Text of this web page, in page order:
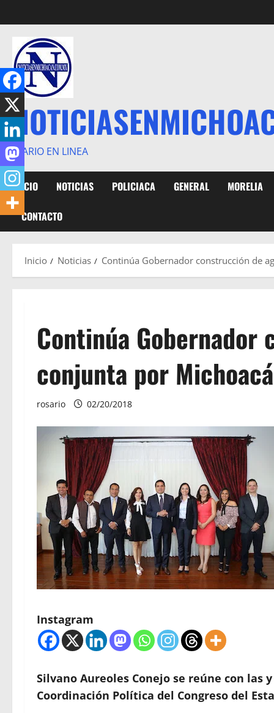
al
contenido
DIARIO EN LINEA
INICIO NOTICIAS POLICIACA GENERAL MORELIA
CONTACTO
Inicio Noticias Continúa Gobernador construcción de
Continúa Gobernador
conjunta por
rosario 02/20/2018
Instagram
Silvano Aureoles Conejo se reúne con las
Coordinación Política del Congreso del